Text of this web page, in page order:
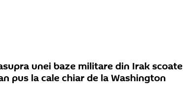
unei baze militare din Irak scoate
pus la cale chiar de la Washington